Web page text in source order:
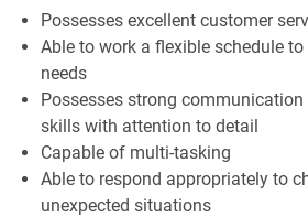
Possesses excellent customer
Able to work a flexible schedule
needs
Possesses strong
skills with attention to detail
Capable of multi-tasking
Able to respond appropriately to
unexpected situations